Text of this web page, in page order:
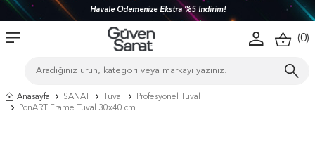
Havale Ödemenize Ekstra %5 İndirim!
(0)
Anasayfa SANAT Tuval
Profesyonel Tuval
PonART Frame Tuval 30x40 cm